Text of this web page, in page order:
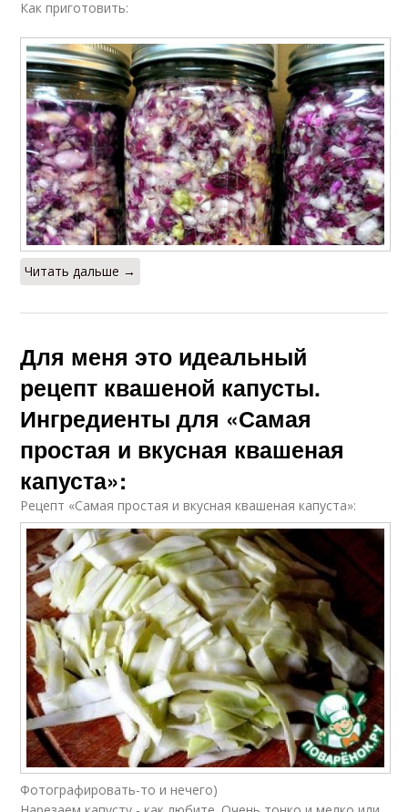
Как приготовить:
Читать дальше →
Для меня это идеальный
рецепт квашеной капусты.
Ингредиенты для «Самая
простая и вкусная квашеная
капуста»:
Рецепт «Самая простая и вкусная квашеная капуста»:
Фотографировать-то и нечего)